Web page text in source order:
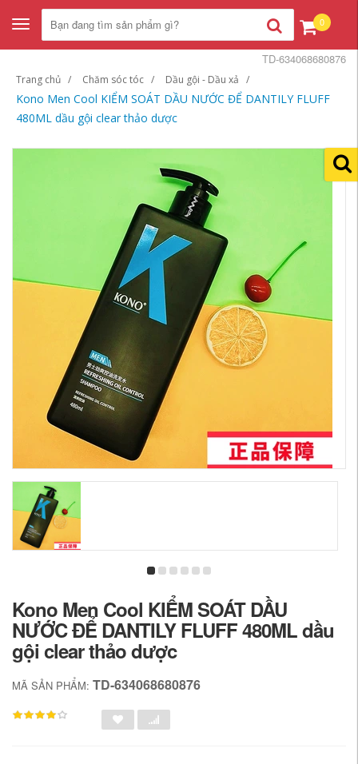
Toggle
navigation
0
Trang chủ Chăm sóc tóc Dầu gội - Dầu xả
Kono Men Cool KIỂM SOÁT DẦU NƯỚC ĐỂ DANTILY FLUFF
480ML dầu gội clear thảo dược
TD-634068680876
Kono Men Cool KIỂM SOÁT DẦU
NƯỚC ĐỂ DANTILY FLUFF 480ML dầu
gội clear thảo dược
MÃ SẢN PHẨM: TD-634068680876